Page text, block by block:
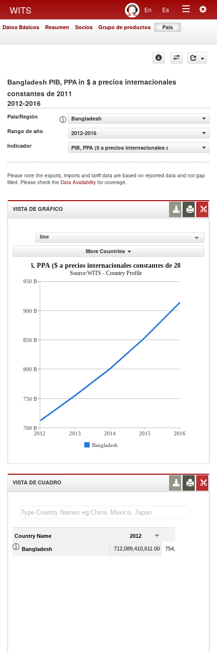
WITS En Es
Toggle
Datos Básicos Resumen Socios Grupo de productos País
Bangladesh PIB, PPA in $ a precios internacionales
constantes de 2011
2012-2016
País/Región
Bangladesh
Rango de año
2012-2016
Indicador
PIB, PPA ($ a precios internacionales constantes de 2011)
Please note the exports, imports and tariff data are based on reported data and not gap
filled. Please check the Data Availability for coverage.
VISTA DE GRÁFICO
line
More Countries
PIB, PPA ($ a precios internacionales constantes de 2011)
Source:WITS - Country Profile
2012 2013 2014 2015
2016
Bangladesh
950 B
900 B
850 B
800 B
750 B
700 B
VISTA DE CUADRO
Country Name 2012
Bangladesh 712,089,410,611.00 754,911,659,700.00